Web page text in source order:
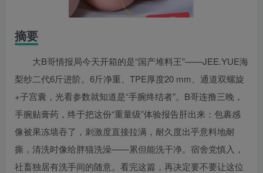
摘要
大B哥情报局今天开箱的是“国产堆料王”——JEE.YUE海
梨纱二代6斤进阶。6斤净重、TPE厚度20 mm、通道双螺旋
+子宫囊，光看参数就知道是“手腕终结者”。B哥连撸三晚，
手腕贴膏药，终于把这份“重量级”体验报告肝出来：包裹感
像被果冻墙吞了，刺激度直接拉满，耐久度出乎意料地耐
撕，清洗时像给胖猫洗澡——累但能洗干净。宿舍党慎入，
社畜独居有洗手间的随意。看完这篇，再决定要不要让这位